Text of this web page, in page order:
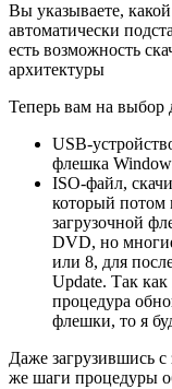
Вы указываете,
автоматически
есть возможность
архитектуры
Теперь вам на выбор
USB-
флешка
ISO-файл,
который потом
загрузочной
DVD, но
или 8, для
Update. Так
процедура
флешки, то я
Даже загрузившись
же шаги процедуры